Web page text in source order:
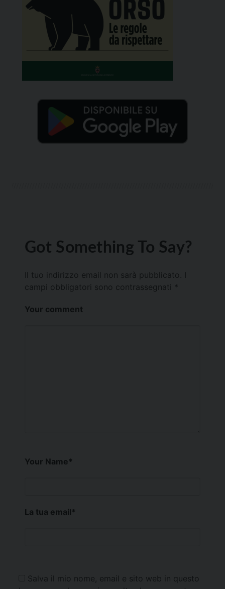
Got Something To Say?
Il tuo indirizzo email non sarà pubblicato.
campi obbligatori sono contrassegnati *
Your comment
Your Name*
La tua email*
Salva il mio nome, email e sito web in questo